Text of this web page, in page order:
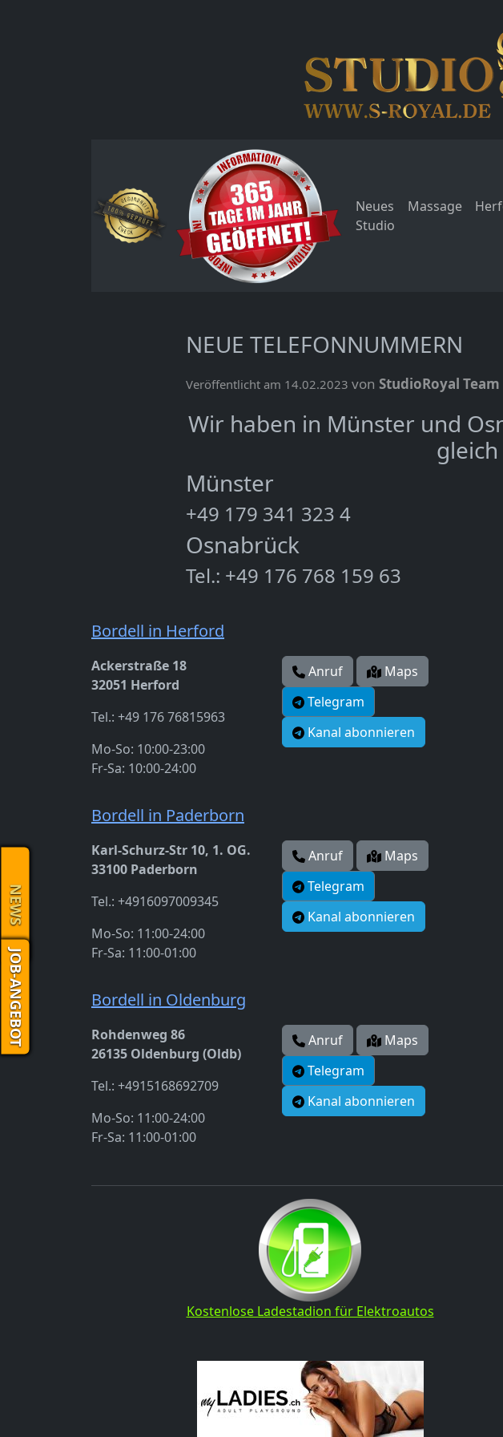
Neues
Studio
Massage
NEUE TELEFONNUMMERN
Veröffentlicht am 14.02.2023 von StudioRoyal Team
Wir haben in Münster und
Münster
+49 179 341 323 4
Osnabrück
Tel.: +49 176 768 159 63
Bordell in Herford
Ackerstraße 18
32051 Herford
Tel.: +49 176 76815963
Mo-So: 10:00-23:00
Fr-Sa: 10:00-24:00
Anruf
Maps
Telegram
Kanal abonnieren
Bordell in Paderborn
Karl-Schurz-Str 10, 1. OG.
33100 Paderborn
Tel.: +4916097009345
Mo-So: 11:00-24:00
Fr-Sa: 11:00-01:00
Anruf
Maps
Telegram
Kanal abonnieren
Bordell in Oldenburg
Rohdenweg 86
26135 Oldenburg (Oldb)
Tel.: +4915168692709
Mo-So: 11:00-24:00
Fr-Sa: 11:00-01:00
Anruf
Maps
Telegram
Kanal abonnieren
Kostenlose Ladestadion für Elektroautos
NEWS
JOB-ANGEBOT